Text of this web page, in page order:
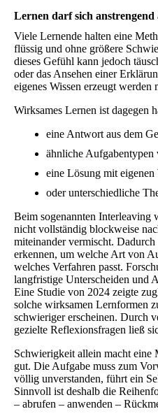
Lernen darf sich anstrengend
Viele Lernende halten eine
flüssig und ohne größere
dieses Gefühl kann jedoch
oder das Ansehen einer
eigenes Wissen erzeugt werden
Wirksames Lernen ist dagegen
eine Antwort aus dem
ähnliche Aufgabentypen
eine Lösung mit eigenen
oder unterschiedliche
Beim sogenannten Interleaving
nicht vollständig blockweise
miteinander vermischt. Dadurch
erkennen, um welche Art von
welches Verfahren passt.
langfristige Unterscheiden und
Eine Studie von 2024 zeigte
solche wirksamen Lernformen
schwieriger erscheinen. Durch
gezielte Reflexionsfragen ließ
Schwierigkeit allein macht eine
gut. Die Aufgabe muss zum
völlig unverstanden, führt ein
Sinnvoll ist deshalb die
– abrufen – anwenden –